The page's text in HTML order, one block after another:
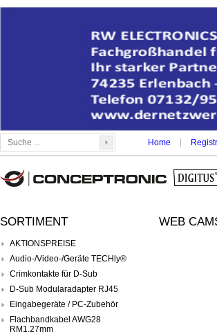
Home
SORTIMENT
AKTIONSPREISE
Audio-/Video-/Geräte TECHly®
Crimkontakte für D-Sub
D-Sub Modularadapter RJ45
Eingabegeräte / PC-Zubehör
Flachbandkabel AWG28
RM1,27mm
WEB